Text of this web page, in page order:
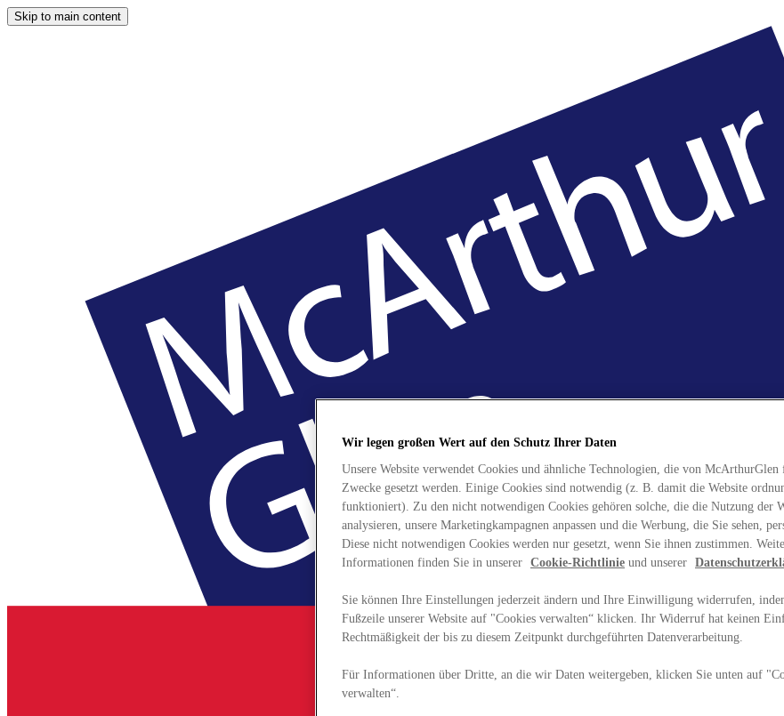
Skip to main content
Wir legen großen Wert auf den Schutz Ihrer Daten
Unsere Website verwendet Cookies und ähnliche Technologien, die von McArthurGlen
Zwecke gesetzt werden. Einige Cookies sind notwendig (z. B. damit die Website
funktioniert). Zu den nicht notwendigen Cookies gehören solche, die die Nutzung der
analysieren, unsere Marketingkampagnen anpassen und die Werbung, die Sie sehen,
Diese nicht notwendigen Cookies werden nur gesetzt, wenn Sie ihnen zustimmen.
Informationen finden Sie in unserer Cookie-Richtlinie und unserer
Sie können Ihre Einstellungen jederzeit ändern und Ihre Einwilligung widerrufen,
Fußzeile unserer Website auf "Cookies verwalten“ klicken. Ihr Widerruf hat keinen
Rechtmäßigkeit der bis zu diesem Zeitpunkt durchgeführten Datenverarbeitung.
Für Informationen über Dritte, an die wir Daten weitergeben, klicken Sie unten auf
verwalten“.